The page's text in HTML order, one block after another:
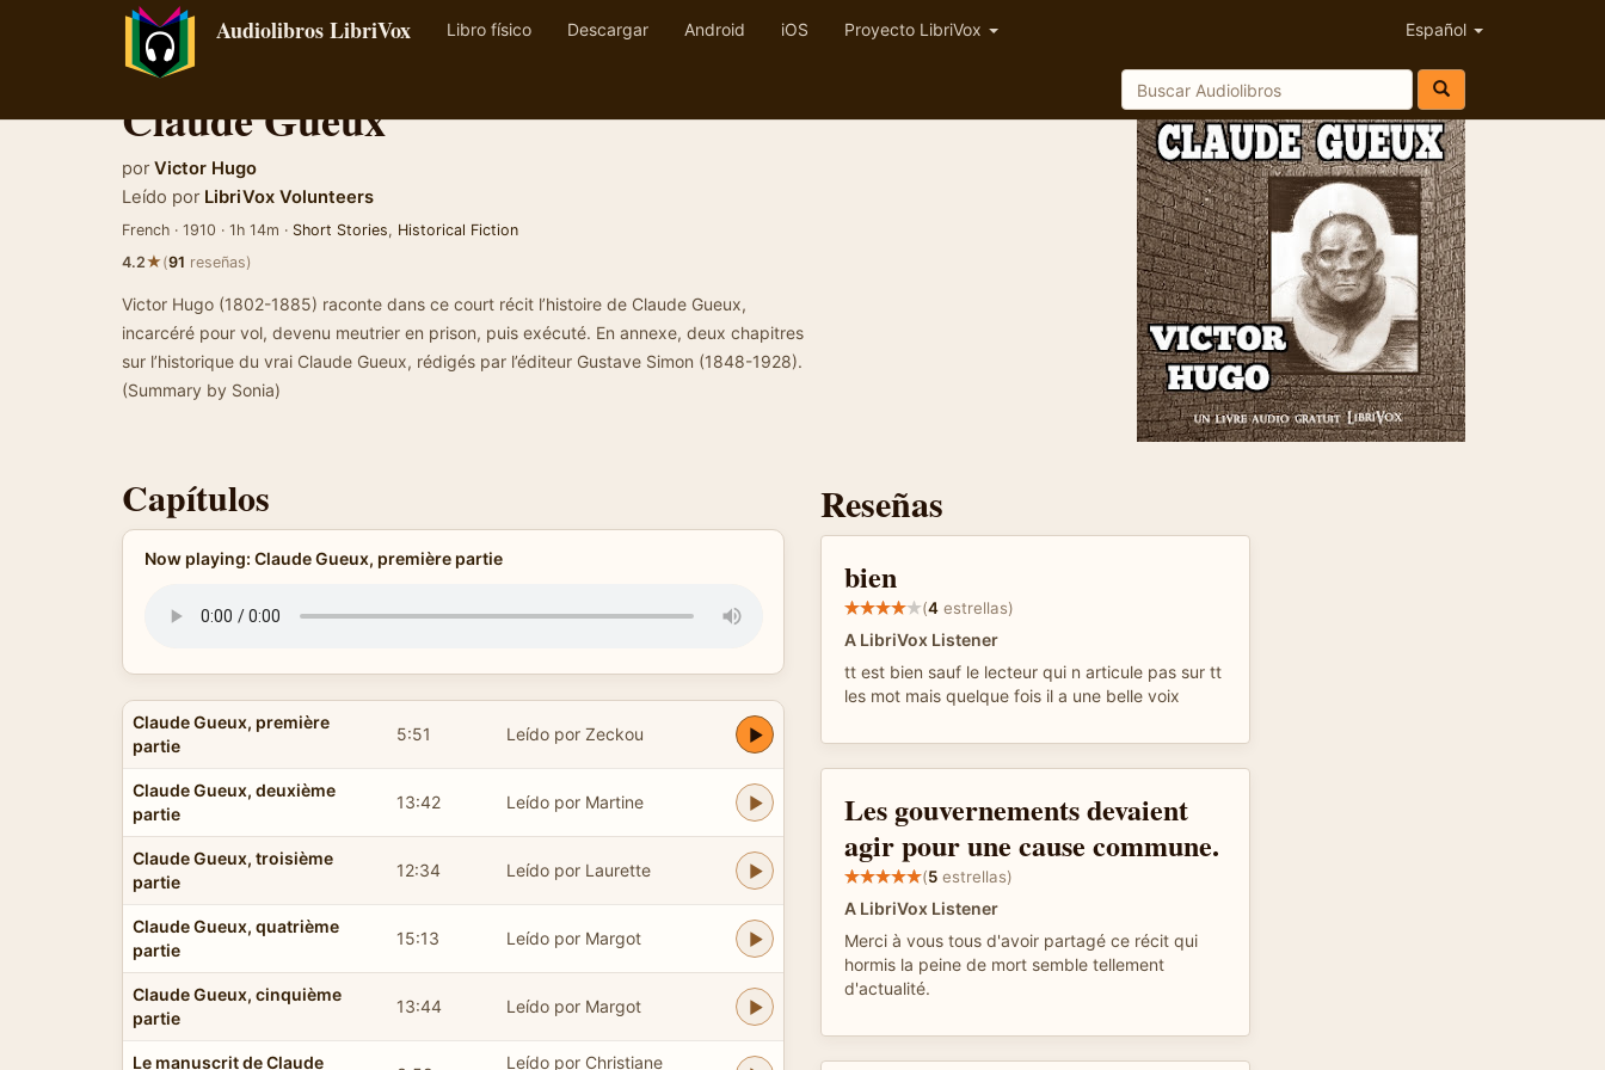
Audiolibros LibriVox Libro físico Descargar Android iOS Proyecto LibriVox Español
Claude Gueux
por Victor Hugo
Leído por LibriVox Volunteers
French · 1910 · 1h 14m · Short Stories, Historical Fiction
4.2★(91 reseñas)
Victor Hugo (1802-1885) raconte dans ce court récit l’histoire de Claude Gueux,
incarcéré pour vol, devenu meutrier en prison, puis exécuté. En annexe, deux chapitres
sur l’historique du vrai Claude Gueux, rédigés par l’éditeur Gustave Simon (1848-1928).
(Summary by Sonia)
Capítulos
Now playing: Claude Gueux, première partie
Claude Gueux, première
partie
5:51 Leído por Zeckou
Claude Gueux, deuxième
partie
13:42 Leído por Martine
Claude Gueux, troisième
partie
12:34 Leído por Laurette
Claude Gueux, quatrième
partie
15:13 Leído por Margot
Claude Gueux, cinquième
partie
13:44 Leído por Margot
Le manuscrit de Claude Leído por Christiane
Reseñas
bien
(4 estrellas)
A LibriVox Listener
tt est bien sauf le lecteur qui n articule pas sur tt
les mot mais quelque fois il a une belle voix
Les gouvernements devaient
agir pour une cause commune.
(5 estrellas)
A LibriVox Listener
Merci à vous tous d'avoir partagé ce récit qui
hormis la peine de mort semble tellement
d'actualité.